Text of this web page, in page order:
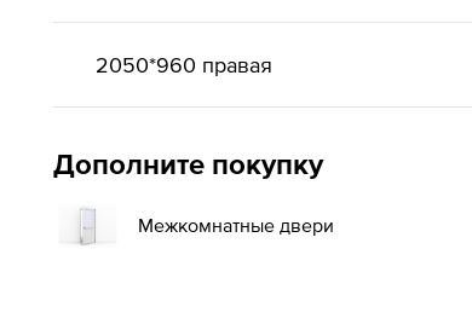
2050*960 правая
Дополните покупку
Межкомнатные двери